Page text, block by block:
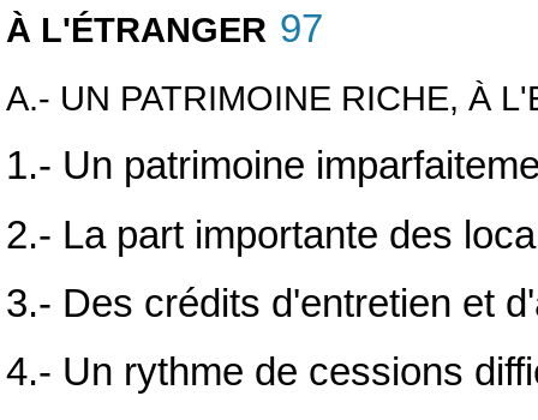
À L'ÉTRANGER 97
A.- UN PATRIMOINE RICHE, À
1.- Un patrimoine
2.- La part importante des
3.- Des crédits d'entretien et
4.- Un rythme de cessions